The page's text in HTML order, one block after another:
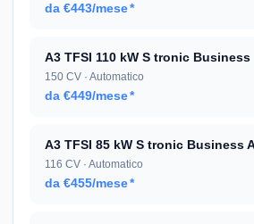
da €443/mese*
A3 TFSI 110 kW S tronic Business
150 CV · Automatico
da €449/mese*
A3 TFSI 85 kW S tronic Business
116 CV · Automatico
da €455/mese*